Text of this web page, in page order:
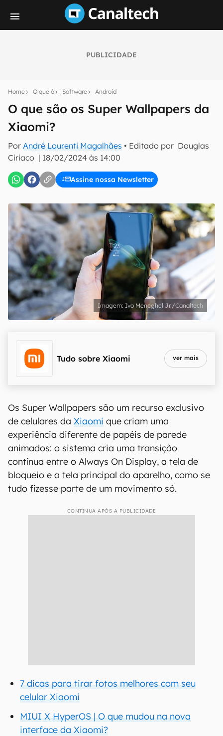
PUBLICIDADE
Home O que é Software Android
O que são os Super Wallpapers da
Xiaomi?
Por André Lourenti Magalhães • Editado por Douglas
Ciriaco | 18/02/2024 às 14:00
Assine nossa Newsletter
notícias e reviews sobre tecnologia em primeira
E-mail
Uso e Política de Privacidade do Canaltech.
Ivo Meneghel Jr./Canaltech
Tudo sobre Xiaomi ver mais
Os Super Wallpapers são um recurso exclusivo
de celulares da Xiaomi que criam uma
experiência diferente de papéis de parede
animados: o sistema cria uma transição
contínua entre o Always On Display, a tela de
bloqueio e a tela principal do aparelho, como se
tudo fizesse parte de um movimento só.
CONTINUA APÓS A PUBLICIDADE
7 dicas para tirar fotos melhores com seu
celular Xiaomi
MIUI X HyperOS | O que mudou na nova
interface da Xiaomi?